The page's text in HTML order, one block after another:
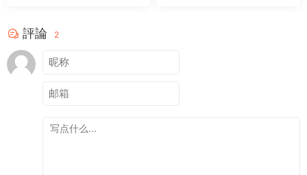
評論 2